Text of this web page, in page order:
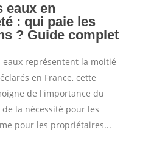
eaux en
: qui paie les
? Guide complet
eaux représentent la moitié
en France, cette
de l'importance du
la nécessité pour les
pour les propriétaires...